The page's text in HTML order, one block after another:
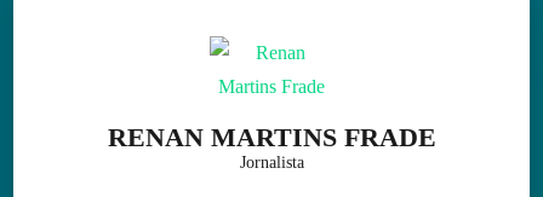
RENAN MARTINS FRADE
Jornalista